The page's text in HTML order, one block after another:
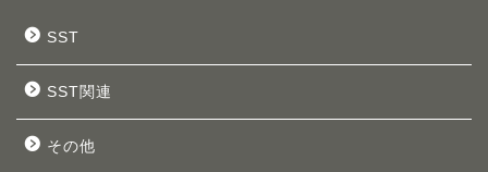
SST
SST関連
その他